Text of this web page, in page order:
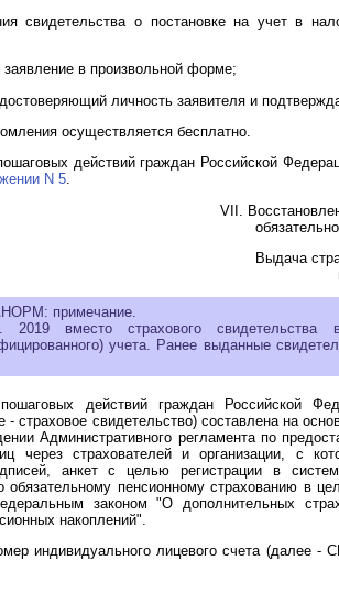
свидетельства о постановке на учет в
в произвольной форме;
личность заявителя и
осуществляется бесплатно.
действий граждан Российской
N 5.
VII.
Выдача
примечание.
вместо страхового свидетельства
учета. Ранее выданные
действий граждан Российской
- страховое свидетельство) составлена на
Административного регламента по
через страхователей и организации, с
анкет с целью регистрации в
обязательному пенсионному страхованию в
законом "О дополнительных
накоплений".
индивидуального лицевого счета (далее -